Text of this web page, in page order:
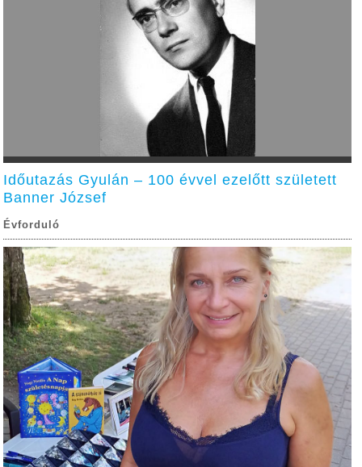
Időutazás Gyulán – 100 évvel ezelőtt született
Banner József
Évforduló